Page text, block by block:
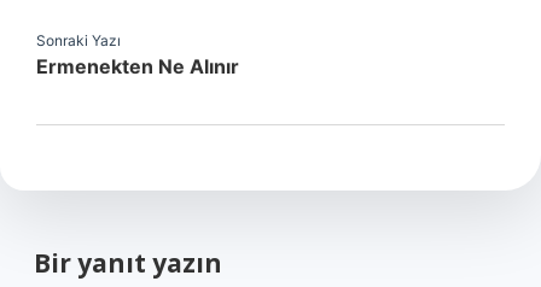
Sonraki Yazı
Ermenekten Ne Alınır
Bir yanıt yazın